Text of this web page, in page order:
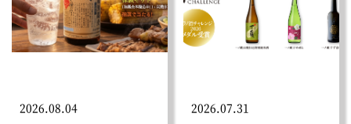
2026.08.04 2026.07.31